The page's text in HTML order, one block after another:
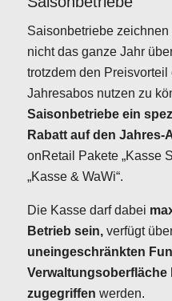
Saisonbetriebe
nicht das ganze Jahr
trotzdem den
Jahresabos nutzen zu
Saisonbetriebe ein
Rabatt auf den Jahres-
onRetail Pakete „Kasse
„Kasse & WaWi“.
Die Kasse darf dabei
Betrieb sein, verfügt
uneingeschränkten
Verwaltungsoberfläche
zugegriffen werden.